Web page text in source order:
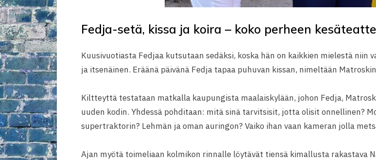
Fedja-setä, kissa ja koira – koko perheen
Kuusivuotiasta Fedjaa kutsutaan sedäksi, koska hän on kaikkien mielestä
ja itsenäinen. Eräänä päivänä Fedja tapaa puhuvan kissan, nimeltään
Kiltteyttä testataan matkalla kaupungista maalaiskylään, johon Fedja,
uuden kodin. Yhdessä pohditaan: mitä sinä tarvitsisit, jotta olisit onnellinen?
supertraktorin? Lehmän ja oman auringon? Vaiko ihan vaan kameran jolla
Ajan myötä toimeliaan kolmikon rinnalle löytävät tiensä kimallusta rakastava